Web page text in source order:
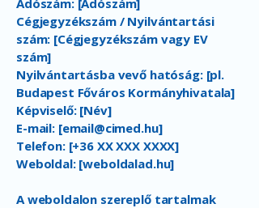
Adószám: [Adószám]
Cégjegyzékszám / Nyilvántartási
szám: [Cégjegyzékszám vagy EV
szám]
Nyilvántartásba vevő hatóság: [pl.
Budapest Főváros Kormányhivatala]
Képviselő: [Név]
E-mail: [email@cimed.hu]
Telefon: [+36 XX XXX XXXX]
Weboldal: [weboldalad.hu]
A weboldalon szereplő tartalmak